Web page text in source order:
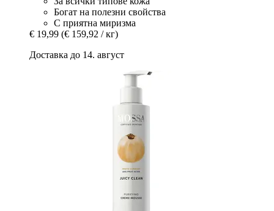
Богат на полезни свойства
С приятна миризма
€ 19,99 (€ 159,92 / кг)
Доставка до 14. август